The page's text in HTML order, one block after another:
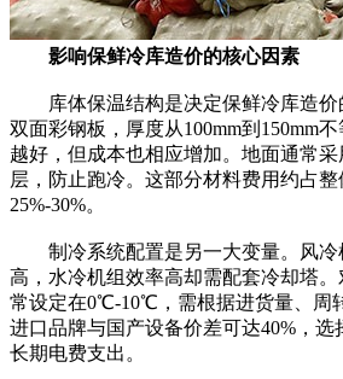
影响保鲜冷库造价的核心因素
库体保温结构是决定保鲜冷库造价
双面彩钢板，厚度从100mm到150mm
越好，但成本也相应增加。地面通常
层，防止跑冷。这部分材料费用约占
25%-30%。
制冷系统配置是另一大变量。风冷
高，水冷机组效率高却需配套冷却塔
常设定在0℃-10℃，需根据进货量、周
进口品牌与国产设备价差可达40%，
长期电费支出。